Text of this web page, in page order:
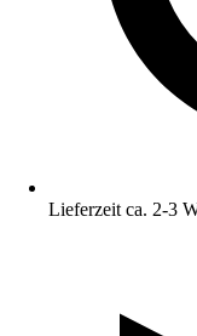
Lieferzeit ca. 2-3